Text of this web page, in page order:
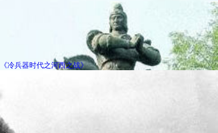
《冷兵器时代之河西之战》